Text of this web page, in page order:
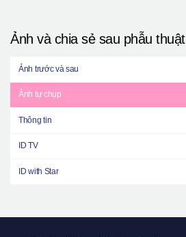
Ảnh và chia sẻ sau phẫu thuật
Ảnh trước và sau
Ảnh tự chụp
Thông tin
ID TV
ID with Star